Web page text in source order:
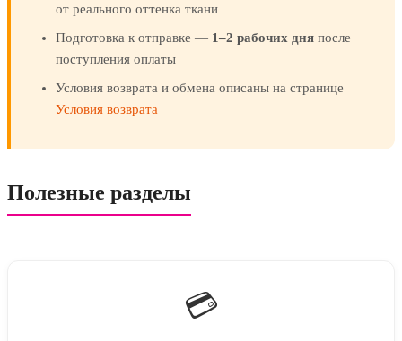
от реального оттенка ткани
Подготовка к отправке — 1–2 рабочих дня после
поступления оплаты
Условия возврата и обмена описаны на странице
Условия возврата
Полезные разделы
💳